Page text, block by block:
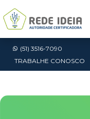
(51) 3516-7090
TRABALHE CONOSCO